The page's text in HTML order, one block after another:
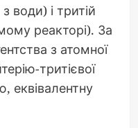
води) і тритій
реакторі). За
з атомної
тритієвої
еквівалентну